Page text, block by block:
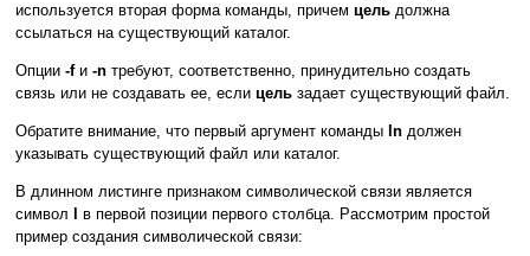
используется вторая форма команды, причем цель должна
ссылаться на существующий каталог.
Опции -fи -n требуют, соответственно, принудительно создать
связь или не создавать ее, если цель задает существующий файл.
Обратите внимание, что первый аргумент команды ln должен
указывать существующий файл или каталог.
В длинном листинге признаком символической связи является
символ
в первой позиции первого столбца. Рассмотрим простой
пример создания символической связи: